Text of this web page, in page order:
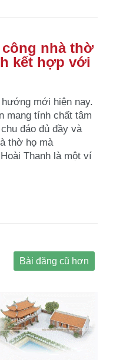
nhà thờ
kết hợp với
mới hiện nay.
mang tính chất tâm
đáo đủ đầy và
thờ họ mà
Thanh là một ví
Bài đăng cũ hơn